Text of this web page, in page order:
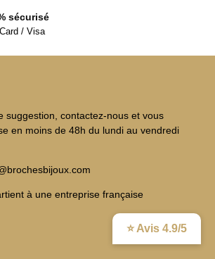
⭐ Avis 4.9/5
sécurisé
/ Visa
suggestion, contactez-nous et vous
en moins de 48h du lundi au vendredi
à une entreprise française